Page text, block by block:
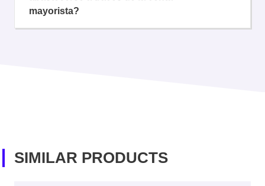
mayorista?
SIMILAR PRODUCTS